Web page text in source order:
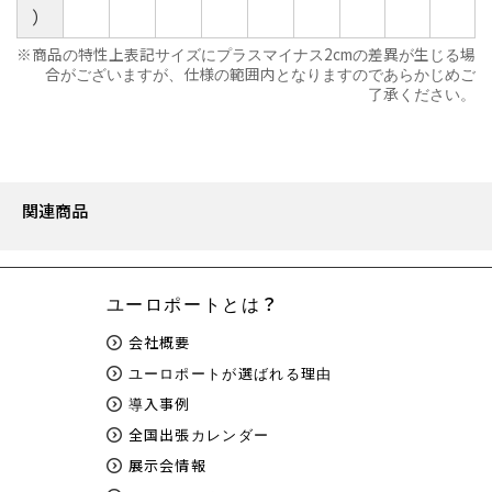
）
商品の特性上表記サイズにプラスマイナス2cmの差異が生じる場
合がございますが、仕様の範囲内となりますのであらかじめご
了承ください。
関連商品
ユーロポートとは？
会社概要
ユーロポートが選ばれる理由
導入事例
全国出張カレンダー
展示会情報